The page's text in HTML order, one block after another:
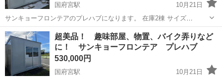
国府宮駅
10月21日
サンキョーフロンテアのプレハブになります。 在庫2棟 サイズ
w4260×d2357×h2670 商品説明 状態は新品に近くかなりきれいだと思
います。 LED照明も着いているので電気の引き込みをすればすぐに使
える状態です...
愛知 稲沢市 国府宮駅 その他 プレハブ
超美品！ 趣味部屋、物置、バイク弄りなど
に！ サンキョーフロンテア プレハブ
530,000円
国府宮駅
10月21日